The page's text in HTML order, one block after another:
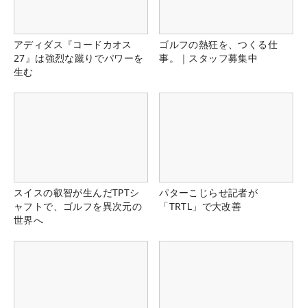
アディダス『コードカオス
27』は強烈な蹴りでパワーを
生む
ゴルフの熱狂を、つくる仕
事。｜スタッフ募集中
スイスの叡智が生んだTPTシ
ャフトで、ゴルフを異次元の
世界へ
パターこじらせ記者が
「TRTL」で大改善